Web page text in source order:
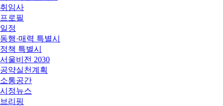
취임사
프로필
일정
동행·매력 특별시
정책 특별시
서울비전 2030
공약실천계획
소통공간
시정뉴스
브리핑